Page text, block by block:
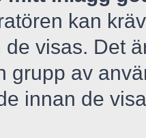
kan
visas. Det
grupp av
innan de